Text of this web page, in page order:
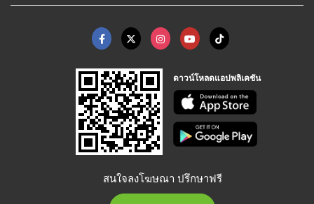
ดาวน์โหลดแอปพลิเคชัน
สนใจลงโฆษณา ปรึกษาฟรี